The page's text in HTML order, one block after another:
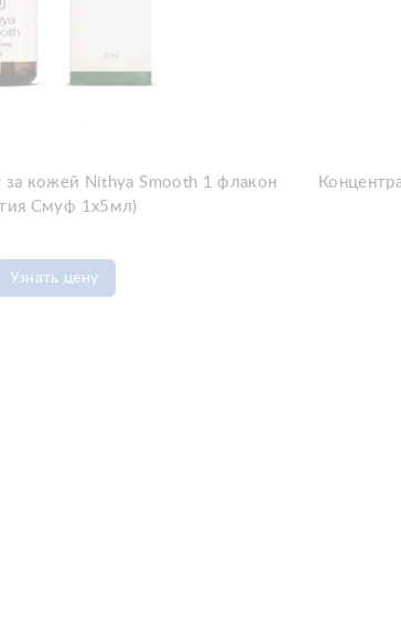
за кожей Nithya Smooth 1 флакон
Смуф 1x5мл)
Узнать цену